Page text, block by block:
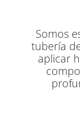
Somos
tubería
aplicar